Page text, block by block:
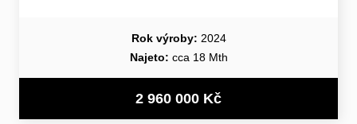
Rok výroby: 2024
Najeto: cca 18 Mth
2 960 000 Kč